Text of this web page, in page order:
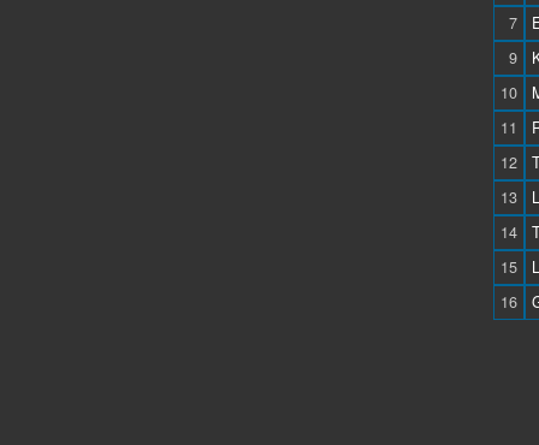
7
9
10
11
12
13
14
15
16